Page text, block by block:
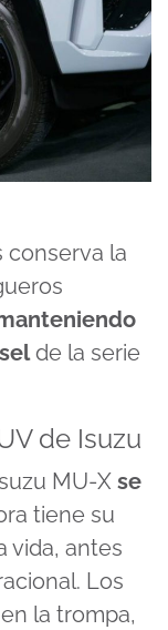
conserva la
de la serie
de Isuzu
MU-X se
tiene su
vida, antes
Los
la trompa,